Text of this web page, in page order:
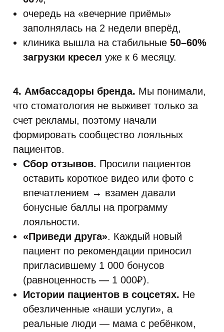
очередь на «вечерние приёмы»
заполнялась на 2 недели вперёд,
клиника вышла на стабильные 50–60%
загрузки кресел уже к 6 месяцу.
4. Амбассадоры бренда. Мы понимали,
что стоматология не выживет только за
счет рекламы, поэтому начали
формировать сообщество лояльных
пациентов.
Сбор отзывов. Просили пациентов
оставить короткое видео или фото с
впечатлением → взамен давали
бонусные баллы на программу
лояльности.
«Приведи друга». Каждый новый
пациент по рекомендации приносил
пригласившему 1 000 бонусов
(равноценность — 1 000₽).
Истории пациентов в соцсетях. Не
обезличенные «наши услуги», а
реальные люди — мама с ребёнком,